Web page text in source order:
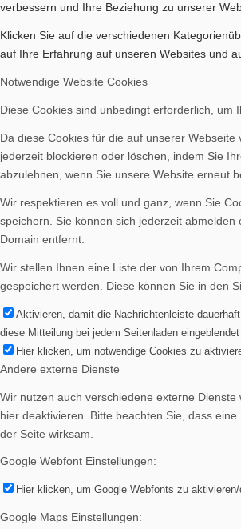
verbessern und Ihre Beziehung zu unserer
Klicken Sie auf die verschiedenen
auf Ihre Erfahrung auf unseren Websites und
Notwendige Website Cookies
Diese Cookies sind unbedingt erforderlich, um
Da diese Cookies für die auf unserer
jederzeit blockieren oder löschen, indem Sie
abzulehnen, wenn Sie unsere Website erneut
Wir respektieren es voll und ganz, wenn Sie
speichern. Sie können sich jederzeit
Domain entfernt.
Wir stellen Ihnen eine Liste der von Ihrem
gespeichert werden. Diese können Sie in den
Aktivieren, damit die Nachrichtenleiste
diese Mitteilung bei jedem Seitenladen eingeblendet
Hier klicken, um notwendige Cookies zu
Andere externe Dienste
Wir nutzen auch verschiedene externe
hier deaktivieren. Bitte beachten Sie, dass
der Seite wirksam.
Google Webfont Einstellungen:
Hier klicken, um Google Webfonts zu
Google Maps Einstellungen: